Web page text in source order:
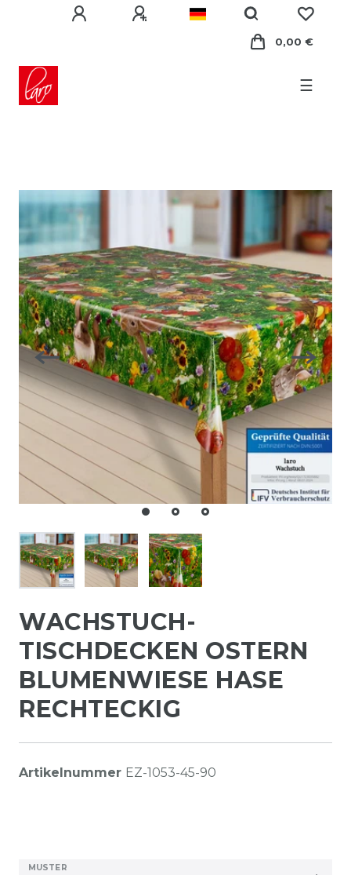
0,00 €
☰
WACHSTUCH-
TISCHDECKEN OSTERN
BLUMENWIESE HASE
RECHTECKIG
Artikelnummer EZ-1053-45-90
MUSTER